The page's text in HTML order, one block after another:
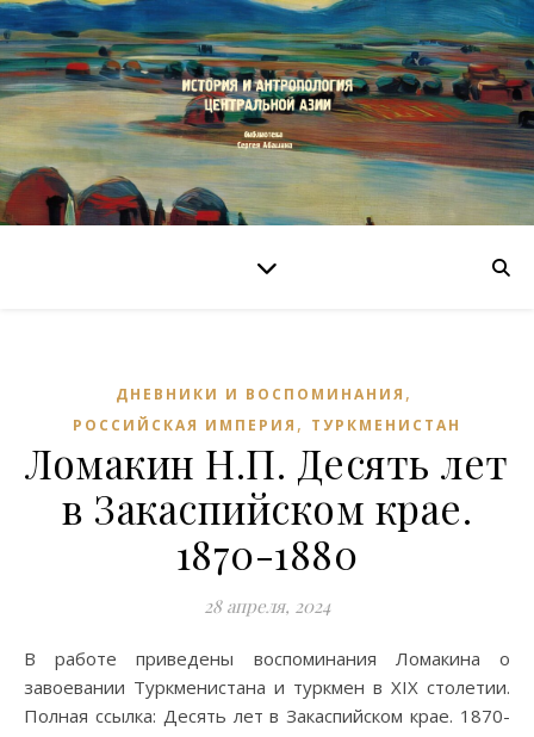
ДНЕВНИКИ И ВОСПОМИНАНИЯ ,
РОССИЙСКАЯ ИМПЕРИЯ , ТУРКМЕНИСТАН
Ломакин Н.П. Десять лет
в Закаспийском крае.
1870-1880
28 апреля, 2024
В работе приведены воспоминания Ломакина о
завоевании Туркменистана и туркмен в XIX столетии.
Полная ссылка: Десять лет в Закаспийском крае. 1870-